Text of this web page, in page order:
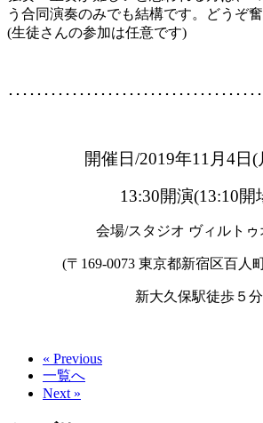
う合同演奏のみでも結構です。どうぞ
(生徒さんの参加は任意です)
･･･････････････････････････････････
開催日/2019年11月4日
13:30開演(13:10開
会場/スタジオ ヴィルトゥ
(〒169-0073 東京都新宿区百人
新大久保駅徒歩５分
« Previous
一覧へ
Next »